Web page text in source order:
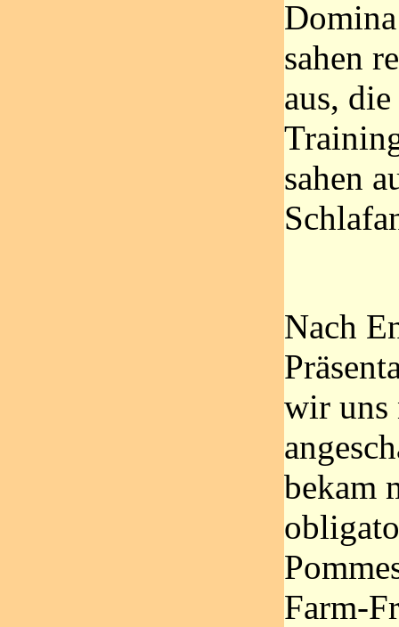
sahen
aus, die
sahen
Nach
wir uns
bekam
Farm-